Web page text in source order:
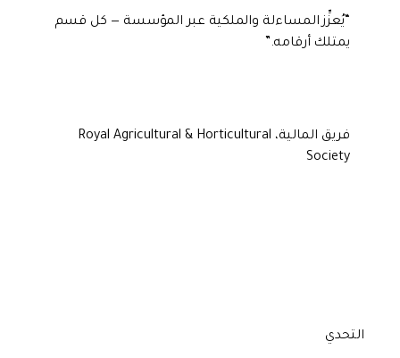
يُعزِّز المساءلة والملكية عبر المؤسسة — كل قسم
يمتلك أرقامه.”
فريق المالية، Royal Agricultural & Horticultural
Society
التحدي